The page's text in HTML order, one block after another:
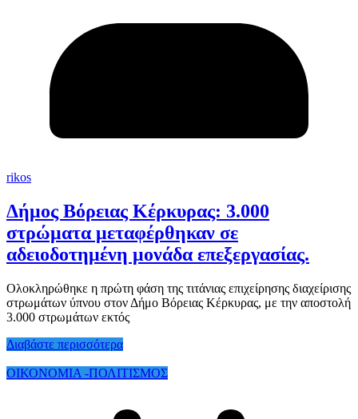
rikos
Δήμος Βόρειας Κέρκυρας: 3.000
στρώματα μεταφέρθηκαν σε
αδειοδοτημένη μονάδα επεξεργασίας.
Ολοκληρώθηκε η πρώτη φάση της τιτάνιας επιχείρησης διαχείρισης
στρωμάτων ύπνου στον Δήμο Βόρειας Κέρκυρας, με την αποστολή
3.000 στρωμάτων εκτός
Διαβάστε περισσότερα
ΟΙΚΟΝΟΜΙΑ -ΠΟΛΙΤΙΣΜΟΣ